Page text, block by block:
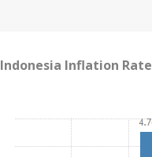
Indonesia Inflation Rate